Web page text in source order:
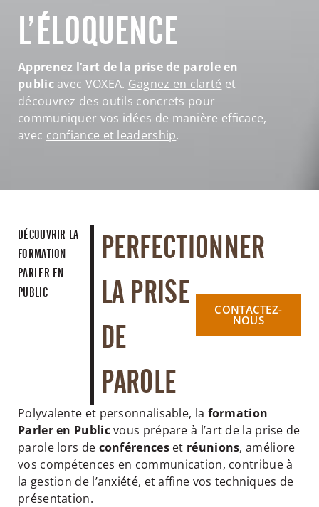
L’ÉLOQUENCE
Apprenez l’art de la prise de parole en
publicavec VOXEA. Gagnez en clarté et
découvrez des outils concrets pour
communiquer vos idées de manière efficace,
avec confiance et leadership.
DÉCOUVRIR LA
FORMATION
PARLER EN
PUBLIC
PERFECTIONNER
LA PRISE
DE
PAROLE
CONTACTEZ-
NOUS
Polyvalente et personnalisable, la formation
Parler en Publicvous prépare à l’art de la prise de
parole lors de conférenceset réunions, améliore
vos compétences en communication, contribue à
la gestion de l’anxiété, et affine vos techniques de
présentation.